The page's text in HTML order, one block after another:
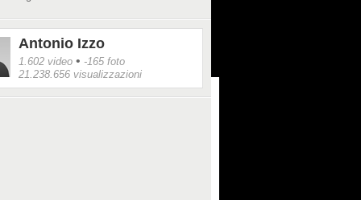
Antonio Izzo
1.602 video • -165 foto
21.238.656 visualizzazioni